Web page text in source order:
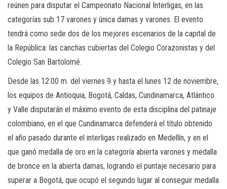
reúnen para disputar el Campeonato Nacional Interligas, en las
categorías sub 17 varones y única damas y varones. El evento
tendrá como sede dos de los mejores escenarios de la capital de
la República: las canchas cubiertas del Colegio Corazonistas y del
Colegio San Bartolomé.
Desde las 12:00 m. del viernes 9 y hasta el lunes 12 de noviembre,
los equipos de Antioquia, Bogotá, Caldas, Cundinamarca, Atlántico
y Valle disputarán el máximo evento de esta disciplina del patinaje
colombiano, en el que Cundinamarca defenderá el título obtenido
el año pasado durante el interligas realizado en Medellín, y en el
que ganó medalla de oro en la categoría abierta varones y medalla
de bronce en la abierta damas, logrando el puntaje necesario para
superar a Bogotá, que ocupó el segundo lugar al conseguir medalla